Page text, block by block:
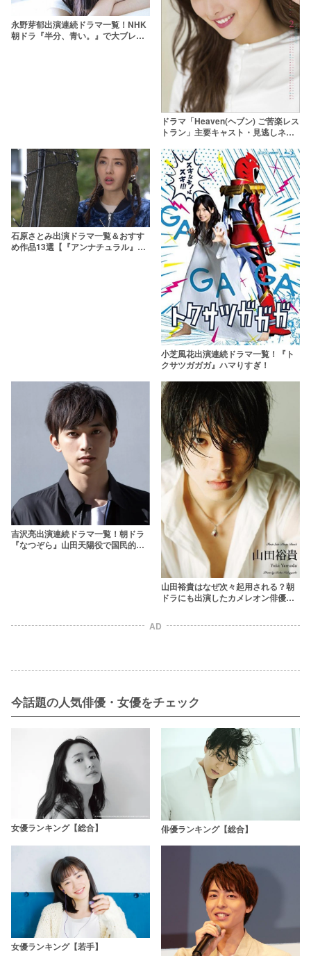
永野芽郁出演連続ドラマ一覧！NHK
朝ドラ『半分、青い。』で大ブレイ
ドラマ「Heaven(ヘブン) ご苦楽レス
トラン」主要キャスト・見逃しネタ
ーに
石原さとみ出演ドラマ一覧＆おすす
め作品13選【『アンナチュラル』
小芝風花出演連続ドラマ一覧！『ト
クサツガガガ』ハマりすぎ！
吉沢亮出演連続ドラマ一覧！朝ドラ
『なつぞら』山田天陽役で国民的俳
山田裕貴はなぜ次々起用される？朝
ドラにも出演したカメレオン俳優に
AD
今話題の人気俳優・女優をチェック
女優ランキング【総合】 俳優ランキング【総合】
女優ランキング【若手】